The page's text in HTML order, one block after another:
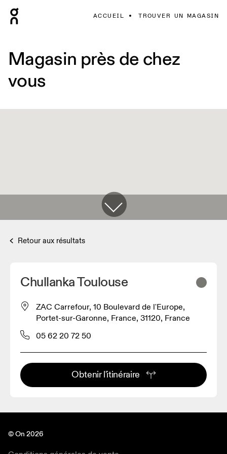
ACCUEIL TROUVER UN MAGASIN
Magasin près de chez
vous
Retour aux résultats
Chullanka Toulouse
ZAC Carrefour, 10 Boulevard de l'Europe,
Portet-sur-Garonne, France, 31120, France
05 62 20 72 50
Obtenir l'itinéraire
© On 2026